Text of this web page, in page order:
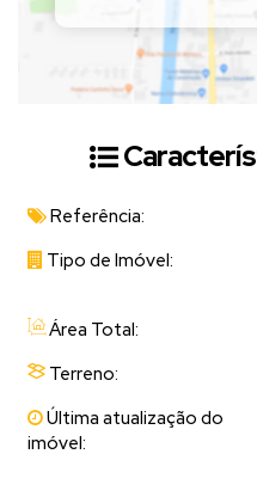
Entre em contato para
Referência:
Tipo de Imóvel:
Área Total:
Terreno:
Última atualização do
imóvel: